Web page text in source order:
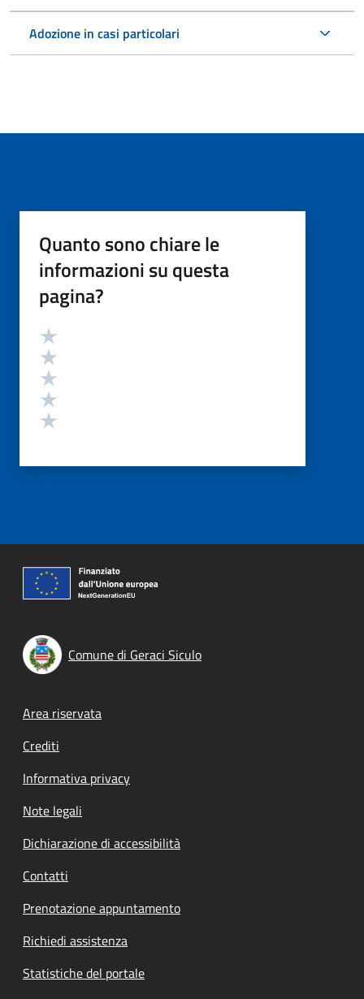
Adozione in casi particolari
Quanto sono chiare le
informazioni su questa
pagina?
Valutazione
Comune di Geraci Siculo
Footer menu
Area riservata
Crediti
Informativa privacy
Note legali
Dichiarazione di accessibilità
Contatti
Prenotazione appuntamento
Richiedi assistenza
Statistiche del portale